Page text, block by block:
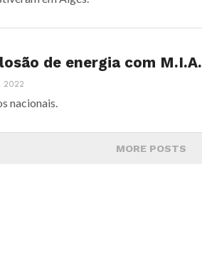
de energia com M.I.A.
2022
nacionais.
MORE POSTS